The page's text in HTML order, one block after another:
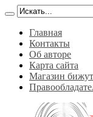
Главная
Контакты
Об авторе
Карта сайта
Магазин